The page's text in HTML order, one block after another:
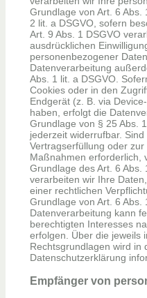
Grundlage von Art. 6 Abs.
2 lit. a DSGVO, sofern
Art. 9 Abs. 1 DSGVO
ausdrücklichen
personenbezogener
Datenverarbeitung
Abs. 1 lit. a DSGVO.
Cookies oder in den
Endgerät (z. B. via
haben, erfolgt die
Grundlage von § 25 Abs.
jederzeit widerrufbar.
Vertragserfüllung oder
Maßnahmen erforderlich,
Grundlage des Art. 6 Abs.
verarbeiten wir Ihre
einer rechtlichen
Grundlage von Art. 6 Abs.
Datenverarbeitung kann
berechtigten Interesses
erfolgen. Über die jeweils
Rechtsgrundlagen wird in
Datenschutzerklärung
Empfänger von